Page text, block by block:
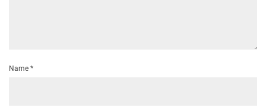
Name *